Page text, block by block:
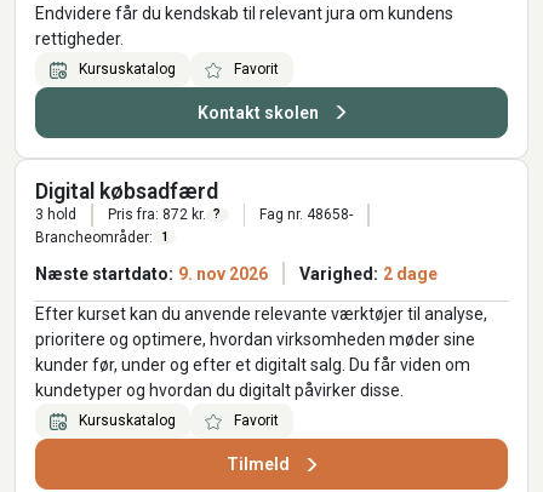
Endvidere får du kendskab til relevant jura om kundens
rettigheder.
Kursuskatalog Favorit
Kontakt skolen
Digital købsadfærd
3 hold Pris fra: 872 kr. ?
Fag nr. 48658-
Brancheområder:
1
Næste startdato: 9. nov 2026 Varighed: 2 dage
Efter kurset kan du anvende relevante værktøjer til analyse,
prioritere og optimere, hvordan virksomheden møder sine
kunder før, under og efter et digitalt salg. Du får viden om
kundetyper og hvordan du digitalt påvirker disse.
Kursuskatalog Favorit
Tilmeld